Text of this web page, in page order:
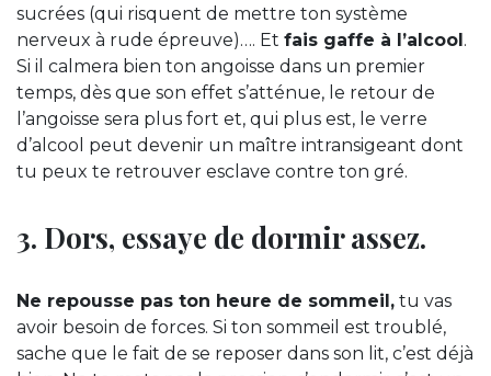
sucrées (qui risquent de mettre ton système
nerveux à rude épreuve)…. Et fais gaffe à l’alcool .
Si il calmera bien ton angoisse dans un premier
temps, dès que son effet s’atténue, le retour de
l’angoisse sera plus fort et, qui plus est, le verre
d’alcool peut devenir un maître intransigeant dont
tu peux te retrouver esclave contre ton gré.
3. Dors, essaye de dormir assez.
Ne repousse pas ton heure de sommeil, tu vas
avoir besoin de forces. Si ton sommeil est troublé,
sache que le fait de se reposer dans son lit, c’est déjà